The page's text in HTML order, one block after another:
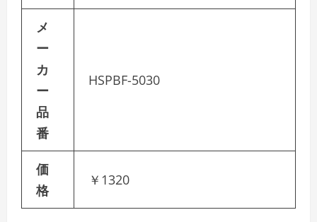
メ
ー
カ
ー
品
番
HSPBF-5030
価
格
￥1320